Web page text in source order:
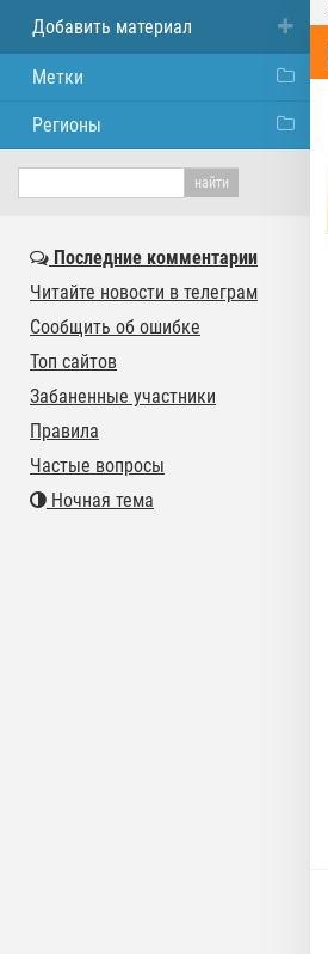
Добавить материал
Метки
Регионы
Последние комментарии
Читайте новости в телеграм
Сообщить об ошибке
Топ сайтов
Забаненные участники
Правила
Частые вопросы
Ночная тема